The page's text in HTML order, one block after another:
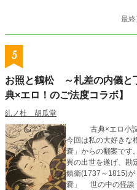
最
5
お照と鶴松 ～札差の内儀と
典×エロ！のご法度コラボ】
糺ノ杜 胡瓜堂
古典×エロ小説と
今回は私の大好きな
嚢」からの翻案です。 下級旗本(町人という説も)から驚
異の出世を遂げ、勘
鎮衛(1737～1815)が
嚢」 世の中の怪談